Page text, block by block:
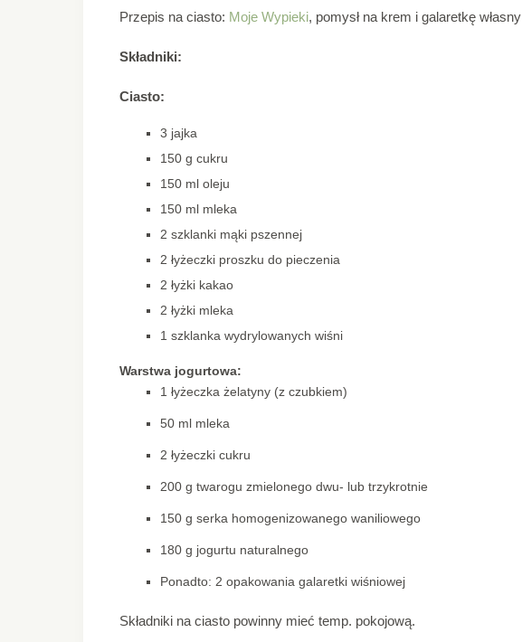
Przepis na ciasto: Moje Wypieki, pomysł na krem i galaretkę własny
Składniki:
Ciasto:
3 jajka
150 g cukru
150 ml oleju
150 ml mleka
2 szklanki mąki pszennej
2 łyżeczki proszku do pieczenia
2 łyżki kakao
2 łyżki mleka
1 szklanka wydrylowanych wiśni
Warstwa jogurtowa:
1 łyżeczka żelatyny (z czubkiem)
50 ml mleka
2 łyżeczki cukru
200 g twarogu zmielonego dwu- lub trzykrotnie
150 g serka homogenizowanego waniliowego
180 g jogurtu naturalnego
Ponadto: 2 opakowania galaretki wiśniowej
Składniki na ciasto powinny mieć temp. pokojową.